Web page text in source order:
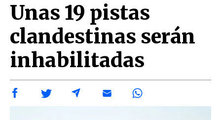
Unas 19 pistas
clandestinas serán
inhabilitadas